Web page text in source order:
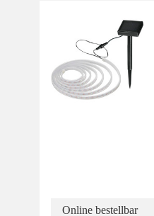
Online bestellbar